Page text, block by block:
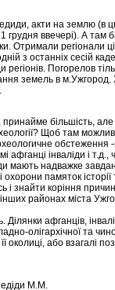
акти на землю (в
ввечері). А там
Отримали регіонали ці
з останніх сесій
Погорелов
земель в
більшість, але
Щоб там
обстеження
афганці інваліди і т.д.,
мають надважке
памяток історії
і знайти коріння
районах міста
афганців,
олігархічної та
або взагалі
М.М.